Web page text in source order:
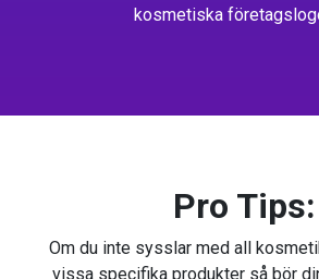
kosmetiska
Pro Tips:
Om du inte sysslar med all
vissa specifika produkter så bör